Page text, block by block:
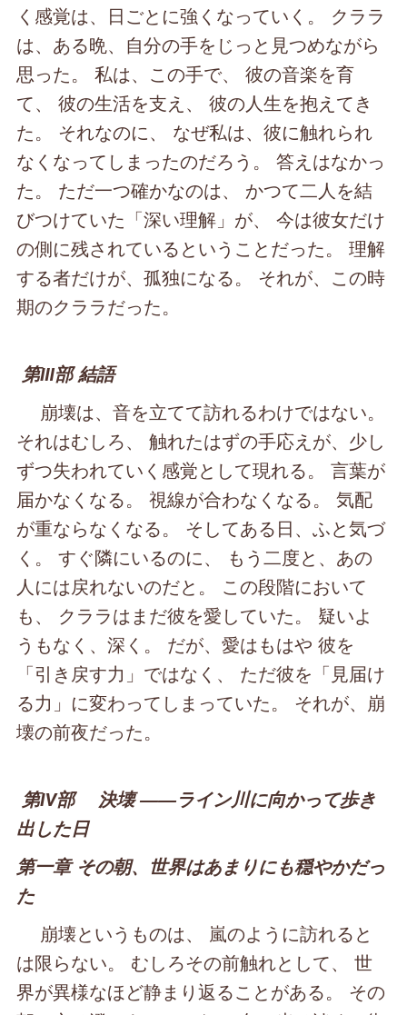
く感覚は、日ごとに強くなっていく。 クララ
は、ある晩、自分の手をじっと見つめながら
思った。 私は、この手で、 彼の音楽を育
て、 彼の生活を支え、 彼の人生を抱えてき
た。 それなのに、 なぜ私は、彼に触れられ
なくなってしまったのだろう。 答えはなかっ
た。 ただ一つ確かなのは、 かつて二人を結
びつけていた「深い理解」が、 今は彼女だけ
の側に残されているということだった。 理解
する者だけが、孤独になる。 それが、この時
期のクララだった。
第Ⅲ部 結語
崩壊は、音を立てて訪れるわけではない。
それはむしろ、 触れたはずの手応えが、少し
ずつ失われていく感覚として現れる。 言葉が
届かなくなる。 視線が合わなくなる。 気配
が重ならなくなる。 そしてある日、ふと気づ
く。 すぐ隣にいるのに、 もう二度と、あの
人には戻れないのだと。 この段階において
も、 クララはまだ彼を愛していた。 疑いよ
うもなく、深く。 だが、愛はもはや 彼を
「引き戻す力」ではなく、 ただ彼を「見届け
る力」に変わってしまっていた。 それが、崩
壊の前夜だった。
第Ⅳ部 決壊 ――ライン川に向かって歩き
出した日
第一章 その朝、世界はあまりにも穏やかだっ
た
崩壊というものは、 嵐のように訪れると
は限らない。 むしろその前触れとして、 世
界が異様なほど静まり返ることがある。 その